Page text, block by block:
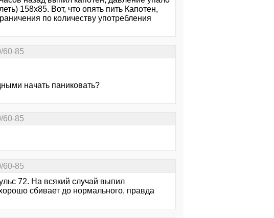
158х85. Вот, что опять пить Капотен,
по количеству употребления
60-85
начать паниковать?
60-85
60-85
72. На всякий случай выпил
сбивает до нормального, правда